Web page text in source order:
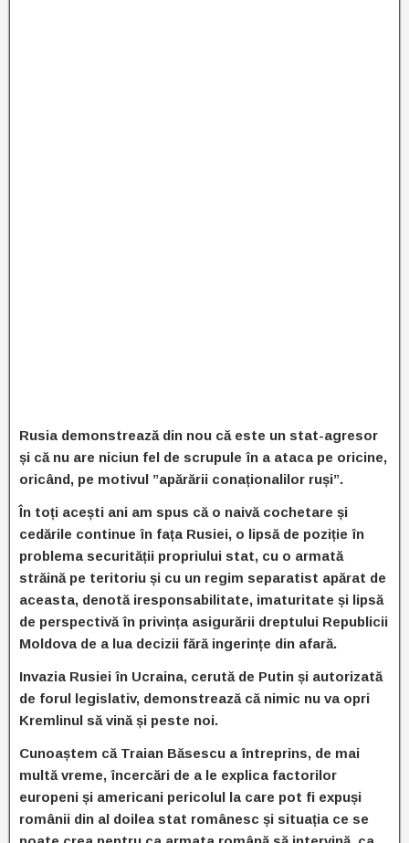
Rusia demonstrează din nou că este un stat-agresor
și că nu are niciun fel de scrupule în a ataca pe oricine,
oricând, pe motivul ”apărării conaționalilor ruși”.
În toți acești ani am spus că o naivă cochetare și
cedările continue în fața Rusiei, o lipsă de poziție în
problema securității propriului stat, cu o armată
străină pe teritoriu și cu un regim separatist apărat de
aceasta, denotă iresponsabilitate, imaturitate și lipsă
de perspectivă în privința asigurării dreptului Republicii
Moldova de a lua decizii fără ingerințe din afară.
Invazia Rusiei în Ucraina, cerută de Putin și autorizată
de forul legislativ, demonstrează că nimic nu va opri
Kremlinul să vină și peste noi.
Cunoaștem că Traian Băsescu a întreprins, de mai
multă vreme, încercări de a le explica factorilor
europeni și americani pericolul la care pot fi expuși
românii din al doilea stat românesc și situația ce se